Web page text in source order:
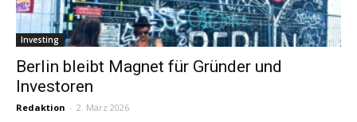
Investing
Berlin bleibt Magnet für Gründer und
Investoren
Redaktion - 2. März 2026